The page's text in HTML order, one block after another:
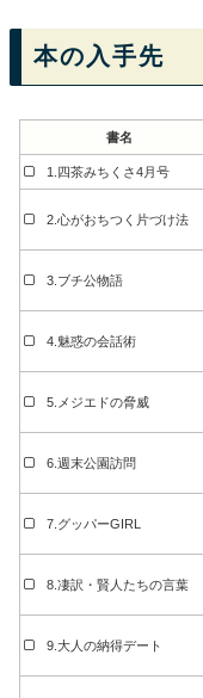
本の入手先
書名
1.四茶みちくさ4月号
2.心がおちつく片づけ法
3.ブチ公物語
4.魅惑の会話術
5.メジエドの脅威
6.週末公園訪問
7.グッパーGIRL
8.凄訳・賢人たちの言葉
9.大人の納得デート